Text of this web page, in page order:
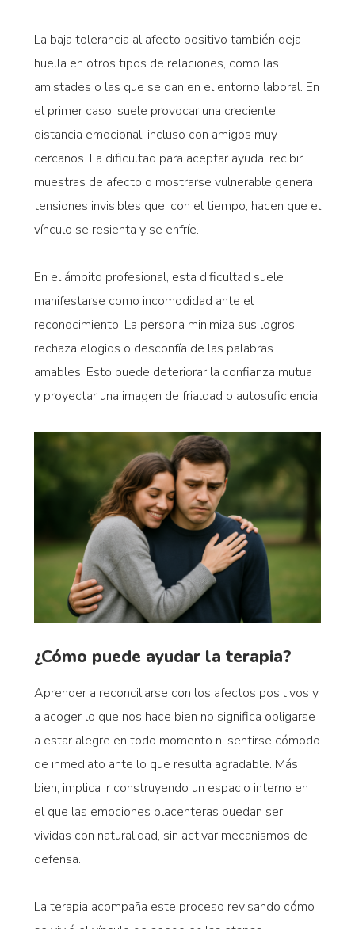
La baja tolerancia al afecto positivo también deja
huella en otros tipos de relaciones, como las
amistades o las que se dan en el entorno laboral. En
el primer caso, suele provocar una creciente
distancia emocional, incluso con amigos muy
cercanos. La dificultad para aceptar ayuda, recibir
muestras de afecto o mostrarse vulnerable genera
tensiones invisibles que, con el tiempo, hacen que el
vínculo se resienta y se enfríe.
En el ámbito profesional, esta dificultad suele
manifestarse como incomodidad ante el
reconocimiento. La persona minimiza sus logros,
rechaza elogios o desconfía de las palabras
amables. Esto puede deteriorar la confianza mutua
y proyectar una imagen de frialdad o autosuficiencia.
¿Cómo puede ayudar la terapia?
Aprender a reconciliarse con los afectos positivos y
a acoger lo que nos hace bien no significa obligarse
a estar alegre en todo momento ni sentirse cómodo
de inmediato ante lo que resulta agradable. Más
bien, implica ir construyendo un espacio interno en
el que las emociones placenteras puedan ser
vividas con naturalidad, sin activar mecanismos de
defensa.
La terapia acompaña este proceso revisando cómo